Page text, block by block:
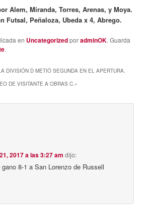
Alem, Miranda, Torres, Arenas, y Moya.
Futsal, Peñaloza, Ubeda x 4, Abrego.
en UncategorizedporadminOK. Guarda
.
DIVISIÓN D METIÓ SEGUNDA EN EL APERTURA.
DE VISITANTE A OBRAS C.»
2017 a las 3:27 am dijo:
8-1 a San Lorenzo de Russell